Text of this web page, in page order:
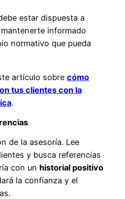
estar dispuesta a
informado
normativo que pueda
artículo sobre cómo
tus clientes con la
.
de la asesoría. Lee
y busca referencias
con un historial positivo
la confianza y el